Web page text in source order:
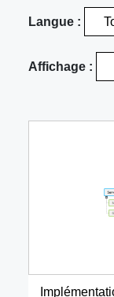
Langue :
Affichage :